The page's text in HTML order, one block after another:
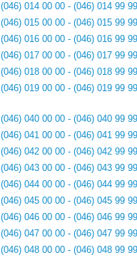
(046) 014 00 00 - (046) 014 99 99
(046) 015 00 00 - (046) 015 99 99
(046) 016 00 00 - (046) 016 99 99
(046) 017 00 00 - (046) 017 99 99
(046) 018 00 00 - (046) 018 99 99
(046) 019 00 00 - (046) 019 99 99
(046) 040 00 00 - (046) 040 99 99
(046) 041 00 00 - (046) 041 99 99
(046) 042 00 00 - (046) 042 99 99
(046) 043 00 00 - (046) 043 99 99
(046) 044 00 00 - (046) 044 99 99
(046) 045 00 00 - (046) 045 99 99
(046) 046 00 00 - (046) 046 99 99
(046) 047 00 00 - (046) 047 99 99
(046) 048 00 00 - (046) 048 99 99